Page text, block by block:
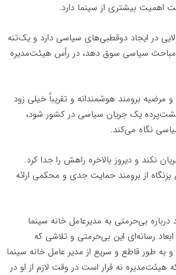
اهمیت بیشتری از سینما دارد.
در ایجاد دوقطبی‌های سیاسی دارد و یک‌تنه
مباحث سیاسی سوق دهد، در رأس هیئت‌مدیره
برومند هوشمندانه و تقریباً خیلی زود
پشت‌پرده یک جریان سیاسی در کشور شود،
نگاه می‌کند.
نکند و دیروز بالاخره راهش را جدا کرد.
از برومند حمایت جدی و محکمی ارائه
بی‌حرمتی به مدیرعامل خانه سینما
رسانه‌ای این بی‌حرمتی و تلاشی که
به طور قاطع و سریع از مدیر عامل خانه سینما
نه قرار است در وقت لازم از او در